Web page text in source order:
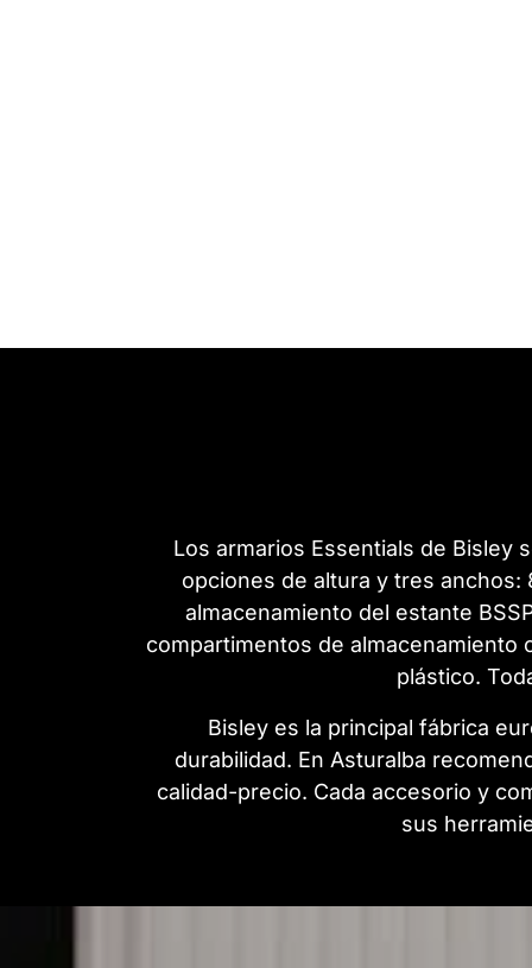
Los armarios Essentials de Bisley
opciones de altura y tres anchos:
almacenamiento del estante
compartimentos de
plástico.
Bisley es la principal fábrica
durabilidad. En Asturalba
calidad-precio. Cada accesorio y
sus